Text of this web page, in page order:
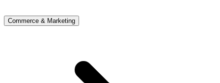
Commerce & Marketing